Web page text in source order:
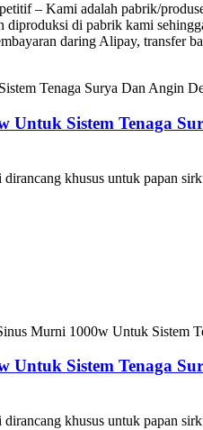
– Kami adalah pabrik/
di pabrik kami
daring Alipay, transfer
Sistem Tenaga
khusus untuk papan
Sistem Tenaga
khusus untuk papan